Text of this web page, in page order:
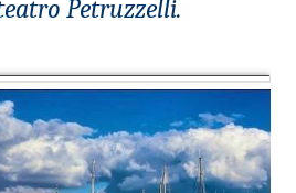
Petruzzelli.